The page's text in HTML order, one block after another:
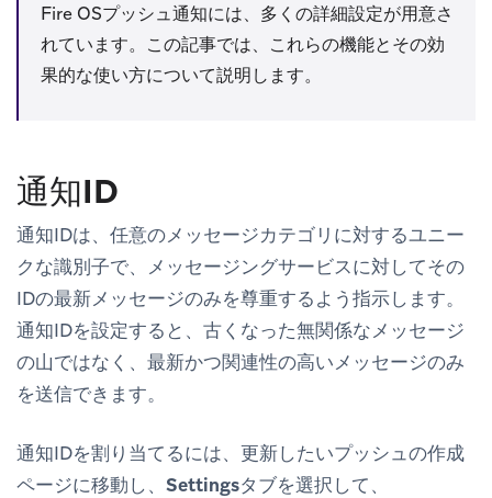
Fire OSプッシュ通知には、多くの詳細設定が用意さ
れています。この記事では、これらの機能とその効
果的な使い方について説明します。
通知ID
通知IDは、任意のメッセージカテゴリに対するユニー
クな識別子で、メッセージングサービスに対してその
IDの最新メッセージのみを尊重するよう指示します。
通知IDを設定すると、古くなった無関係なメッセージ
の山ではなく、最新かつ関連性の高いメッセージのみ
を送信できます。
通知IDを割り当てるには、更新したいプッシュの作成
ページに移動し、 Settingsタブを選択して、